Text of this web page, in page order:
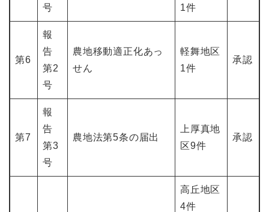
号
1件
第6
報
告
第2
号
農地移動適正化あっ
せん
軽舞地区
1件
承認
第7
報
告
第3
号
農地法第5条の届出
上厚真地
区9件
承認
高丘地区
4件